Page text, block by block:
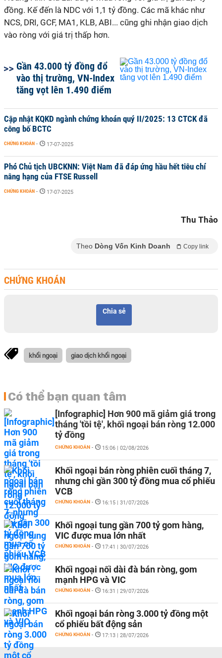
đồng. Kế đến là NDC với 1,1 tỷ đồng. Các mã khác như
NCS, DRI, GCF, MA1, KLB, ABI... cũng ghi nhận giao dịch
vào ròng với giá trị thấp hơn.
Gần 43.000 tỷ đồng đổ
vào thị trường, VN-Index
tăng vọt lên 1.490 điểm
Cập nhật KQKD ngành chứng khoán quý II/2025: 13 CTCK đã
công bố BCTC
CHỨNG KHOÁN - 17-07-2025
Phó Chủ tịch UBCKNN: Việt Nam đã đáp ứng hầu hết tiêu chí
nâng hạng của FTSE Russell
CHỨNG KHOÁN - 17-07-2025
Thu Thảo
Theo Dòng Vốn Kinh Doanh Copy link
CHỨNG KHOÁN
Chia sẻ
khối ngoại giao dịch khối ngoại
Có thể bạn quan tâm
[Infographic] Hơn 900 mã giảm giá trong
tháng 'tồi tệ', khối ngoại bán ròng 12.000
tỷ đồng
CHỨNG KHOÁN - 15:06 | 02/08/2026
Khối ngoại bán ròng phiên cuối tháng 7,
nhưng chi gần 300 tỷ đồng mua cổ phiếu
VCB
CHỨNG KHOÁN - 16:15 | 31/07/2026
Khối ngoại tung gần 700 tỷ gom hàng,
VIC được mua lớn nhất
CHỨNG KHOÁN - 17:41 | 30/07/2026
Khối ngoại nối dài đà bán ròng, gom
mạnh HPG và VIC
CHỨNG KHOÁN - 16:31 | 29/07/2026
Khối ngoại bán ròng 3.000 tỷ đồng một
cổ phiếu bất động sản
CHỨNG KHOÁN - 17:13 | 28/07/2026